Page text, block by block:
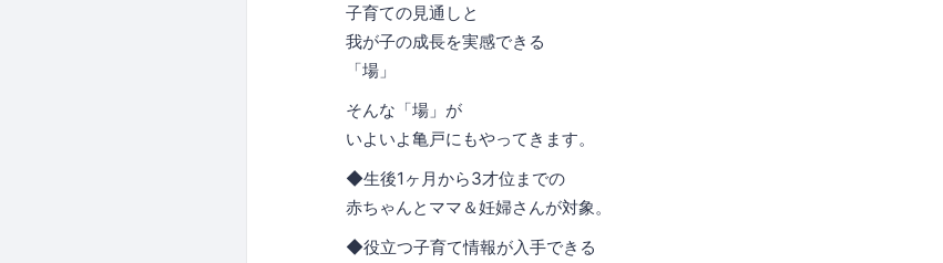
子育ての見通しと
我が子の成長を実感できる
「場」
そんな「場」が
いよいよ亀戸にもやってきます。
◆生後1ヶ月から3才位までの
赤ちゃんとママ＆妊婦さんが対象。
◆役立つ子育て情報が入手できる